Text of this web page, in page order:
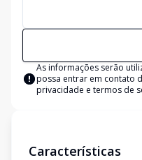
As informações serão
possa entrar em contato
privacidade e termos de
Características